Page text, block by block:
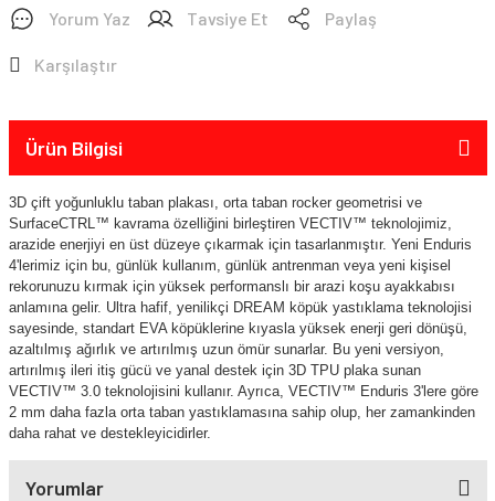
Yorum Yaz Tavsiye Et Paylaş
Karşılaştır
Ürün Bilgisi
3D çift yoğunluklu taban plakası, orta taban rocker geometrisi ve
SurfaceCTRL™ kavrama özelliğini birleştiren VECTIV™ teknolojimiz,
arazide enerjiyi en üst düzeye çıkarmak için tasarlanmıştır. Yeni Enduris
4'lerimiz için bu, günlük kullanım, günlük antrenman veya yeni kişisel
rekorunuzu kırmak için yüksek performanslı bir arazi koşu ayakkabısı
anlamına gelir. Ultra hafif, yenilikçi DREAM köpük yastıklama teknolojisi
sayesinde, standart EVA köpüklerine kıyasla yüksek enerji geri dönüşü,
azaltılmış ağırlık ve artırılmış uzun ömür sunarlar. Bu yeni versiyon,
artırılmış ileri itiş gücü ve yanal destek için 3D TPU plaka sunan
VECTIV™ 3.0 teknolojisini kullanır. Ayrıca, VECTIV™ Enduris 3'lere göre
2 mm daha fazla orta taban yastıklamasına sahip olup, her zamankinden
daha rahat ve destekleyicidirler.
Yorumlar